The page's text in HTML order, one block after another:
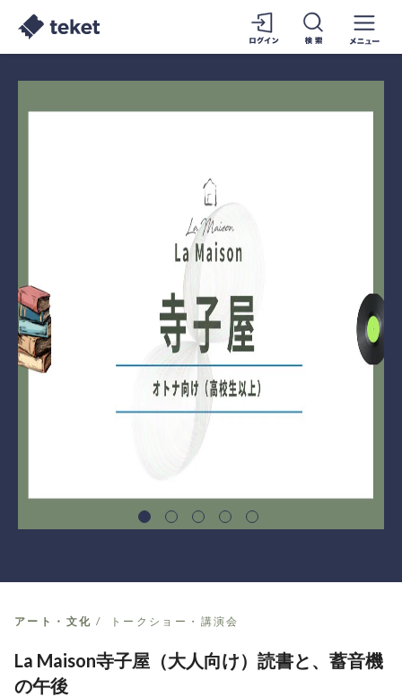
アート・文化 トークショー・講演会
La Maison寺子屋（大人向け）読書と、蓄音機
の午後